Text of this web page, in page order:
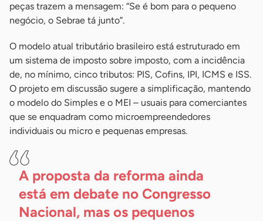
peças trazem a mensagem: “Se é bom para o pequeno
negócio, o Sebrae tá junto”.
O modelo atual tributário brasileiro está estruturado em
um sistema de imposto sobre imposto, com a incidência
de, no mínimo, cinco tributos: PIS, Cofins, IPI, ICMS e ISS.
O projeto em discussão sugere a simplificação, mantendo
o modelo do Simples e o MEI – usuais para comerciantes
que se enquadram como microempreendedores
individuais ou micro e pequenas empresas.
A proposta da reforma ainda
está em debate no Congresso
Nacional, mas os pequenos